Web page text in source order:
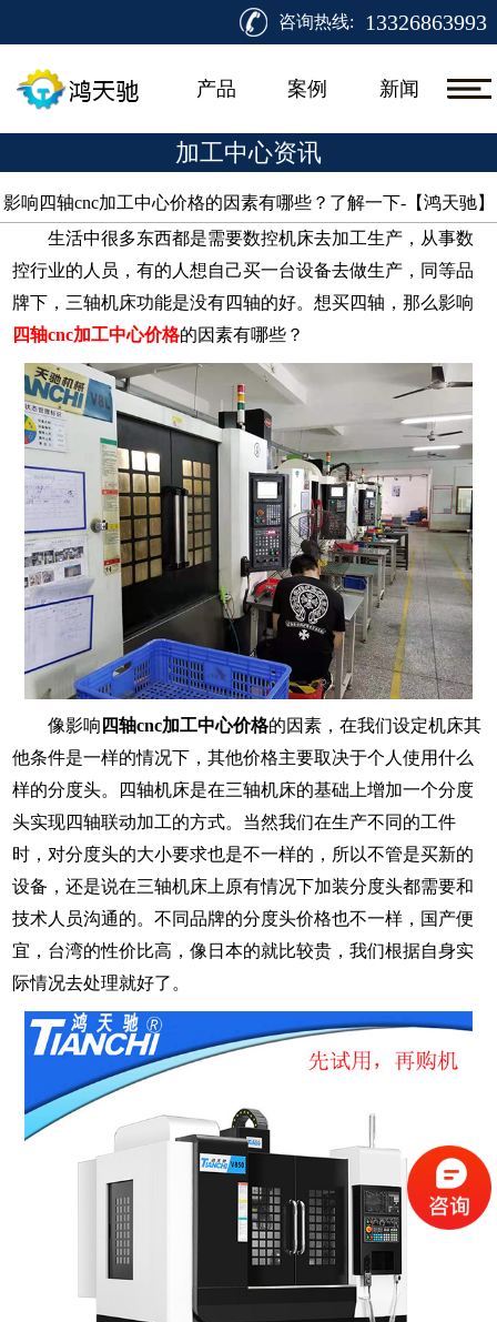
咨询热线: 13326863993
产品 案例 新闻
加工中心资讯
影响四轴cnc加工中心价格的因素有哪些？了解一下-【鸿天驰】​
生活中很多东西都是需要数控机床去加工生产，从事数
控行业的人员，有的人想自己买一台设备去做生产，同等品
牌下，三轴机床功能是没有四轴的好。想买四轴，那么影响
四轴cnc加工中心价格的因素有哪些？
像影响 四轴cnc加工中心价格的因素，在我们设定机床其
他条件是一样的情况下，其他价格主要取决于个人使用什么
样的分度头。四轴机床是在三轴机床的基础上增加一个分度
头实现四轴联动加工的方式。当然我们在生产不同的工件
时，对分度头的大小要求也是不一样的，所以不管是买新的
设备，还是说在三轴机床上原有情况下加装分度头都需要和
技术人员沟通的。不同品牌的分度头价格也不一样，国产便
宜，台湾的性价比高，像日本的就比较贵，我们根据自身实
际情况去处理就好了。